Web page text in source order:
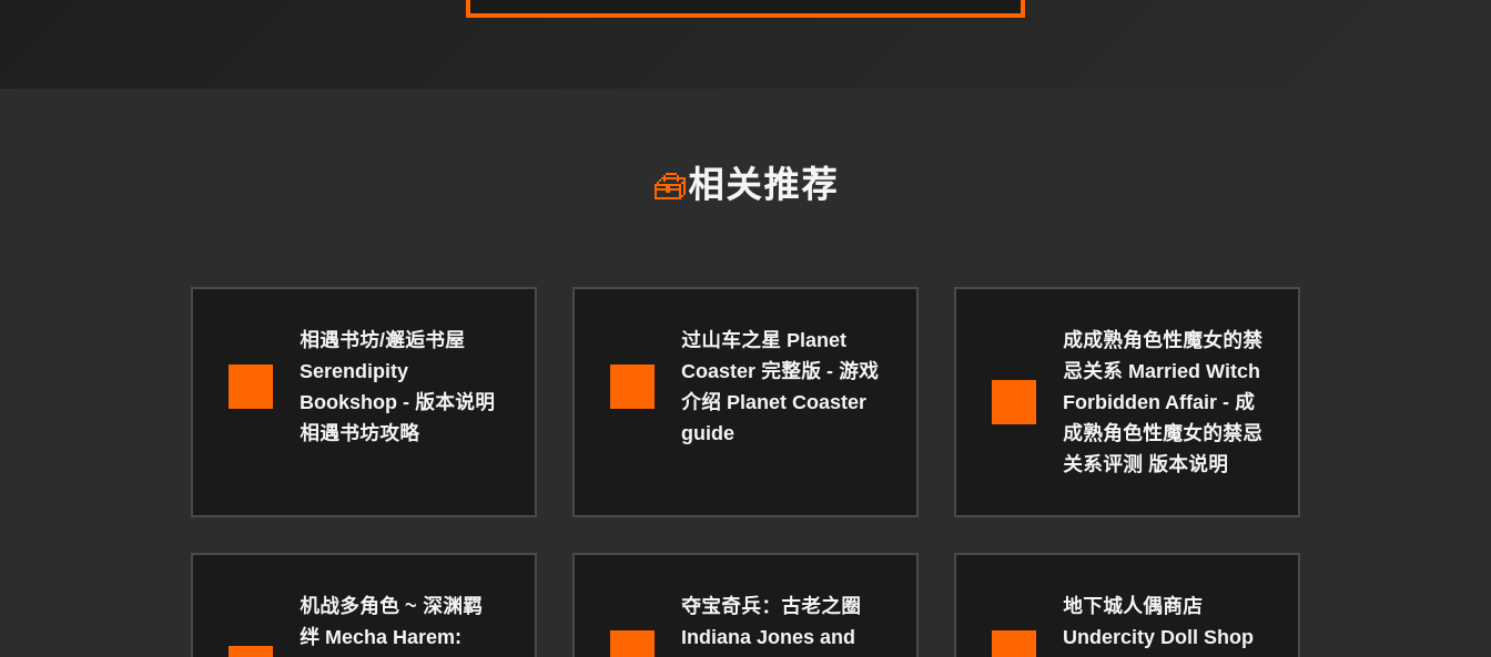
🧰相关推荐
相遇书坊/邂逅书屋
Serendipity
Bookshop - 版本说明
相遇书坊攻略
过山车之星 Planet
Coaster 完整版 - 游戏
介绍 Planet Coaster
guide
成成熟角色性魔女的禁
忌关系 Married Witch
Forbidden Affair - 成
成熟角色性魔女的禁忌
关系评测 版本说明
机战多角色 ~ 深渊羁
绊 Mecha Harem:
夺宝奇兵：古老之圈
Indiana Jones and
地下城人偶商店
Undercity Doll Shop